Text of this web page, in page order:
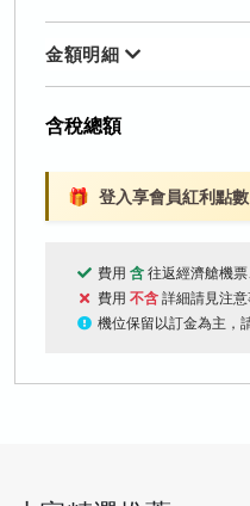
金額明細
含稅總額
🎁 登入享會員紅利點數
費用 含 往返經濟艙機
費用 不含 詳細請見注意
機位保留以訂金為主，